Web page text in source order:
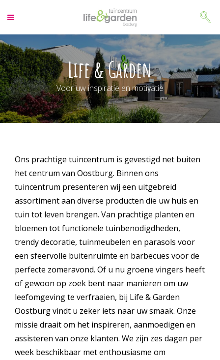
a
a
r
c
o
n
t
e
n
Life & Garden
Voor uw inspiratie en motivatie
Ons prachtige tuincentrum is gevestigd net buiten
het centrum van Oostburg. Binnen ons
tuincentrum presenteren wij een uitgebreid
assortiment aan diverse producten die uw huis en
tuin tot leven brengen. Van prachtige planten en
bloemen tot functionele tuinbenodigdheden,
trendy decoratie, tuinmeubelen en parasols voor
een sfeervolle buitenruimte en barbecues voor de
perfecte zomeravond. Of u nu groene vingers heeft
of gewoon op zoek bent naar manieren om uw
leefomgeving te verfraaien, bij Life & Garden
Oostburg vindt u zeker iets naar uw smaak. Onze
missie draait om het inspireren, aanmoedigen en
assisteren van onze klanten. We zijn zes dagen per
week beschikbaar met enthousiasme om